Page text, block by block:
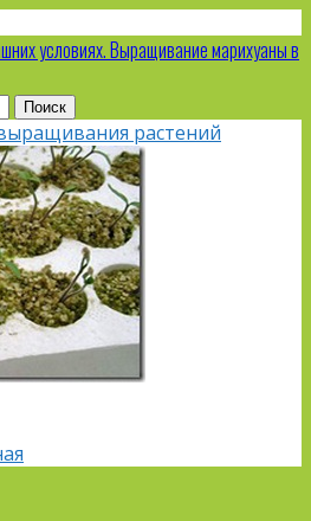
условиях. Выращивание марихуаны в
растений